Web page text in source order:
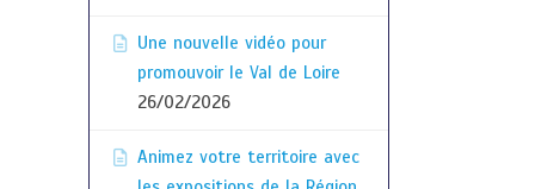
Une nouvelle vidéo pour
promouvoir le Val de Loire
26/02/2026
Animez votre territoire avec